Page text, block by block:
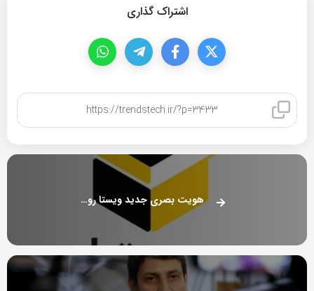
اشتراک گذاری
هویت بصری جدید ویستا رونمایی شد